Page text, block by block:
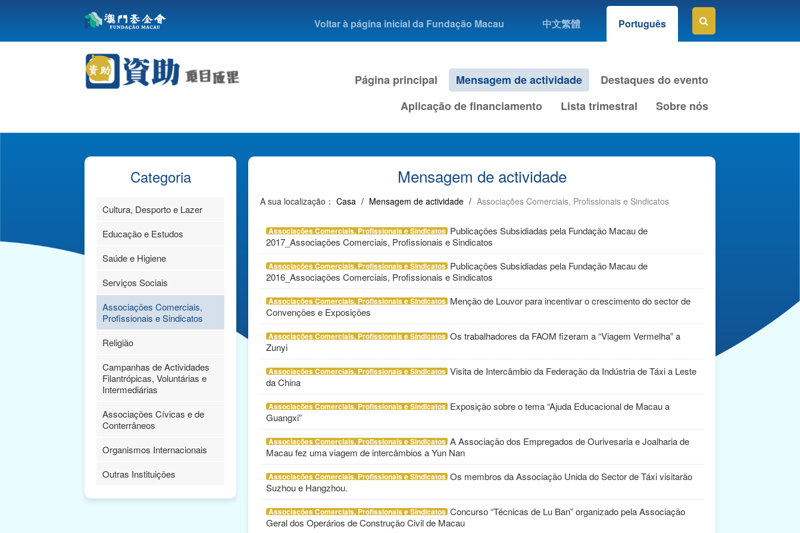
Voltar à página inicial da Fundação Macau 中文繁體 Português
Página principal Mensagem de actividade
Destaques do evento
Aplicação de financiamento
Lista trimestral Sobre nós
Categoria
Cultura, Desporto e Lazer
Educação e Estudos
Saúde e Higiene
Serviços Sociais
Associações Comerciais,
Profissionais e Sindicatos
Religião
Campanhas de Actividades
Filantrópicas, Voluntárias e
Intermediárias
Associações Cívicas e de
Conterrâneos
Organismos Internacionais
Outras Instituições
Mensagem de actividade
A sua localização： Casa / Mensagem de actividade / Associações Comerciais, Profissionais e Sindicatos
Associações Comerciais, Profissionais e Sindicatos Publicações Subsidiadas pela Fundação Macau de
2017_Associações Comerciais, Profissionais e Sindicatos
Associações Comerciais, Profissionais e Sindicatos Publicações Subsidiadas pela Fundação Macau de
2016_Associações Comerciais, Profissionais e Sindicatos
Associações Comerciais, Profissionais e Sindicatos Menção de Louvor para incentivar o crescimento do sector de
Convenções e Exposições
Associações Comerciais, Profissionais e Sindicatos Os trabalhadores da FAOM fizeram a “Viagem Vermelha” a
Zunyi
Associações Comerciais, Profissionais e Sindicatos Visita de Intercâmbio da Federação da Indústria de Táxi a Leste
da China
Associações Comerciais, Profissionais e Sindicatos Exposição sobre o tema “Ajuda Educacional de Macau a
Guangxi”
Associações Comerciais, Profissionais e Sindicatos A Associação dos Empregados de Ourivesaria e Joalharia de
Macau fez uma viagem de intercâmbios a Yun Nan
Associações Comerciais, Profissionais e Sindicatos Os membros da Associação Unida do Sector de Táxi visitarão
Suzhou e Hangzhou.
Associações Comerciais, Profissionais e Sindicatos Concurso “Técnicas de Lu Ban” organizado pela Associação
Geral dos Operários de Construção Civil de Macau